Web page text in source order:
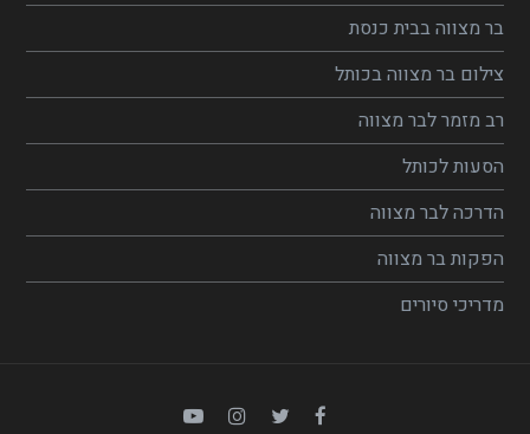
בר מצווה בבית כנסת
צילום בר מצווה בכותל
רב מזמר לבר מצווה
הסעות לכותל
הדרכה לבר מצווה
הפקות בר מצווה
מדריכי סיורים